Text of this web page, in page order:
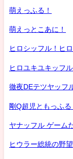
萌えっふる！
萌えっとこあに！
ヒロシッフル！ヒ
ヒロユキユキッフ
徹夜DEテツヤッフ
剛Q超児ともっふる
ヤナッフル ゲーム
ヒウラー総統の野望